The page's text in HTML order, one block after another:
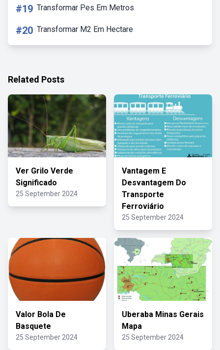
#19 Transformar Pes Em Metros
#20 Transformar M2 Em Hectare
Related Posts
Ver Grilo Verde
Significado
25 September 2024
Vantagem E
Desvantagem Do
Transporte
Ferroviário
25 September 2024
Valor Bola De
Basquete
25 September 2024
Uberaba Minas Gerais
Mapa
25 September 2024